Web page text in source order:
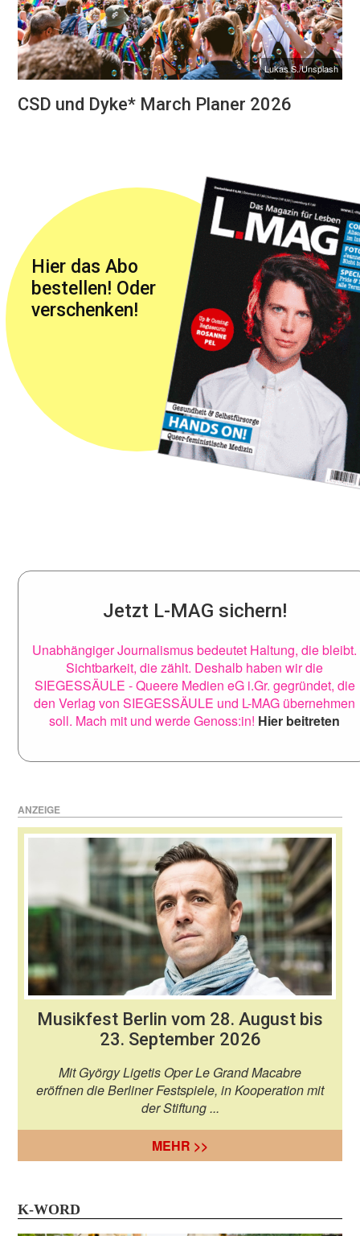
Lukas S./Unsplash
CSD und Dyke* March Planer 2026
Hier das Abo
bestellen! Oder
verschenken!
Jetzt L-MAG sichern!
Unabhängiger Journalismus bedeutet Haltung, die bleibt.
Sichtbarkeit, die zählt. Deshalb haben wir die
SIEGESSÄULE - Queere Medien eG i.Gr. gegründet, die
den Verlag von SIEGESSÄULE und L-MAG übernehmen
soll. Mach mit und werde Genoss:in! Hier beitreten
ANZEIGE
Musikfest Berlin vom 28. August bis
23. September 2026
Mit György Ligetis Oper Le Grand Macabre
eröffnen die Berliner Festspiele, in Kooperation mit
der Stiftung ...
MEHR >>
K-WORD